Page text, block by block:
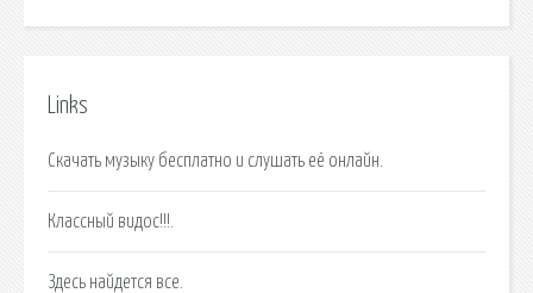
Links
Скачать музыку бесплатно и слушать её онлайн.
Классный видос!!!.
Здесь найдется все.